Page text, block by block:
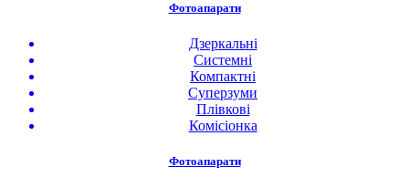
Фотоапарати
Дзеркальні
Системні
Компактні
Суперзуми
Плівкові
Комісіонка
Фотоапарати